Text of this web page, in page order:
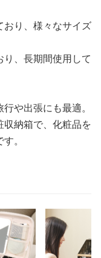
おり、様々なサイズ
、長期間使用して
や出張にも最適。
納箱で、化粧品を
。